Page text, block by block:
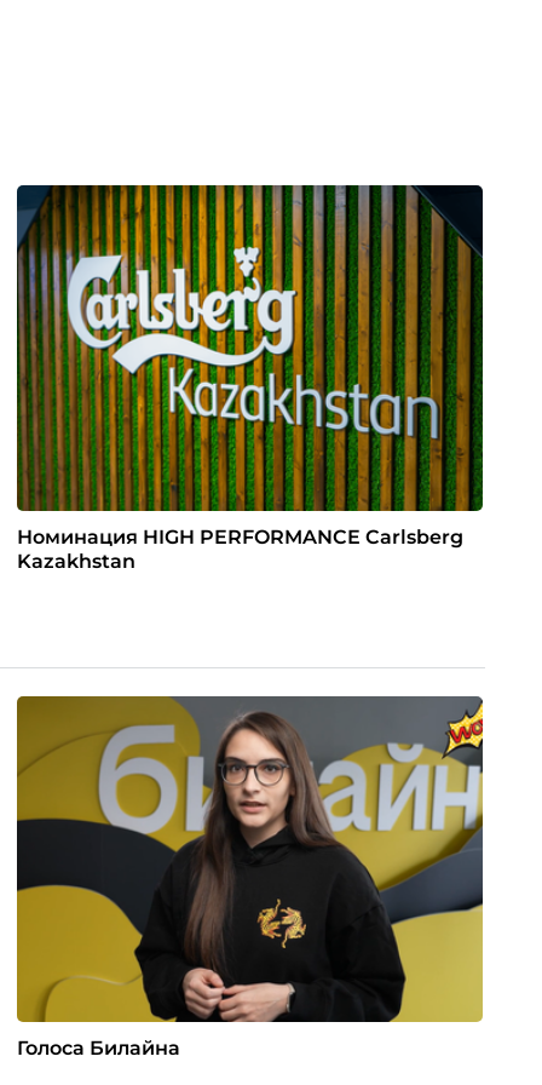
Номинация HIGH PERFORMANCE Carlsberg
Kazakhstan
Голоса Билайна